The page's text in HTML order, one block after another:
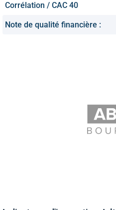
Corrélation / CAC 40
Note de qualité financière :